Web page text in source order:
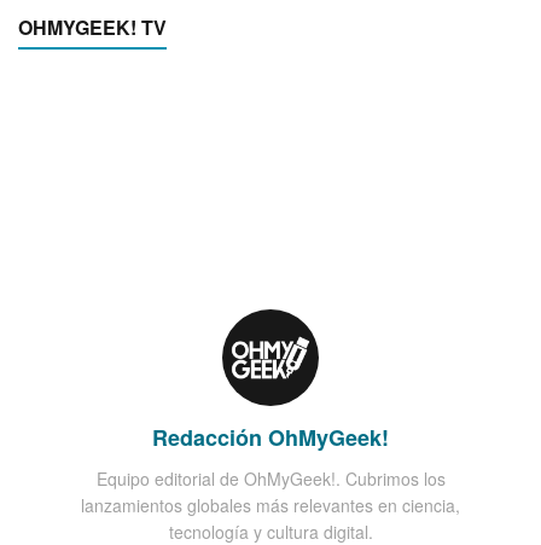
OHMYGEEK! TV
Redacción OhMyGeek!
Equipo editorial de OhMyGeek!. Cubrimos los
lanzamientos globales más relevantes en ciencia,
tecnología y cultura digital.